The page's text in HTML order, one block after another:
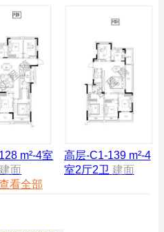
m²-4室
建面
高层-C1-139 m²-4
室2厅2卫 建面
看全部